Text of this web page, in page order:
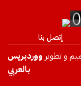
إتصل بنا
و تطوير ووردبريس
بالعربي